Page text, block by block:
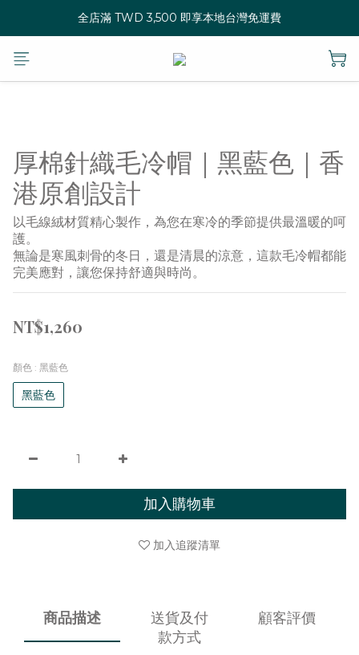
全店滿 TWD 3,500 即享本地台灣免運費
厚棉針織毛冷帽｜黑藍色｜香
港原創設計
以毛線絨材質精心製作，為您在寒冷的季節提供最溫暖的呵
護。
無論是寒風刺骨的冬日，還是清晨的涼意，這款毛冷帽都能
完美應對，讓您保持舒適與時尚。
NT$1,260
顏色 : 黑藍色
黑藍色
加入購物車
加入追蹤清單
商品描述
送貨及付
款方式
顧客評價